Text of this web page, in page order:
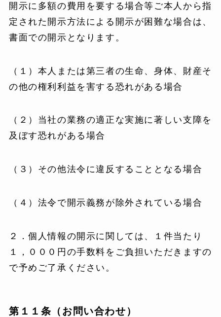
開示に多額の費用を要する場合等ご本人から指
定された開示方法による開示が困難な場合は、
書面での開示となります。
（１）本人または第三者の生命、身体、財産そ
の他の権利利益を害する恐れがある場合
（２）当社の業務の適正な実施に著しい支障を
及ぼす恐れがある場合
（３）その他法令に違反することとなる場合
（４）法令で開示義務が除外されている場合
２．個人情報の開示に関しては、１件当たり
１，０００円の手数料をご負担いただきますの
で予めご了承ください。
第１１条（お問い合わせ）